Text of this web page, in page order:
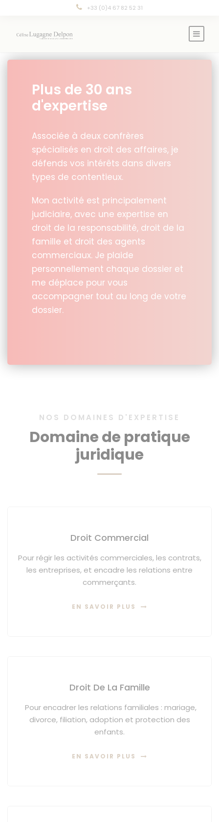
Panneau de gestion des cookies+33 (0)4 67 82 52 31
Plus de 30 ans
d'expertise
Associée à deux confrères
spécialisés en droit des affaires, je
défends vos intérêts dans divers
types de contentieux.
Mon activité est principalement
judiciaire, avec une expertise en
droit de la responsabilité, droit de la
famille et droit des agents
commerciaux. Je plaide
personnellement chaque dossier et
me déplace pour vous
accompagner tout au long de votre
dossier.
NOS DOMAINES D'EXPERTISE
Domaine de pratique
juridique
Droit Commercial
Pour régir les activités commerciales, les contrats,
les entreprises, et encadre les relations entre
commerçants.
EN SAVOIR PLUS
Droit De La Famille
Pour encadrer les relations familiales : mariage,
divorce, filiation, adoption et protection des
enfants.
EN SAVOIR PLUS